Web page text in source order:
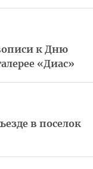
к Дню
«Диас»
в поселок